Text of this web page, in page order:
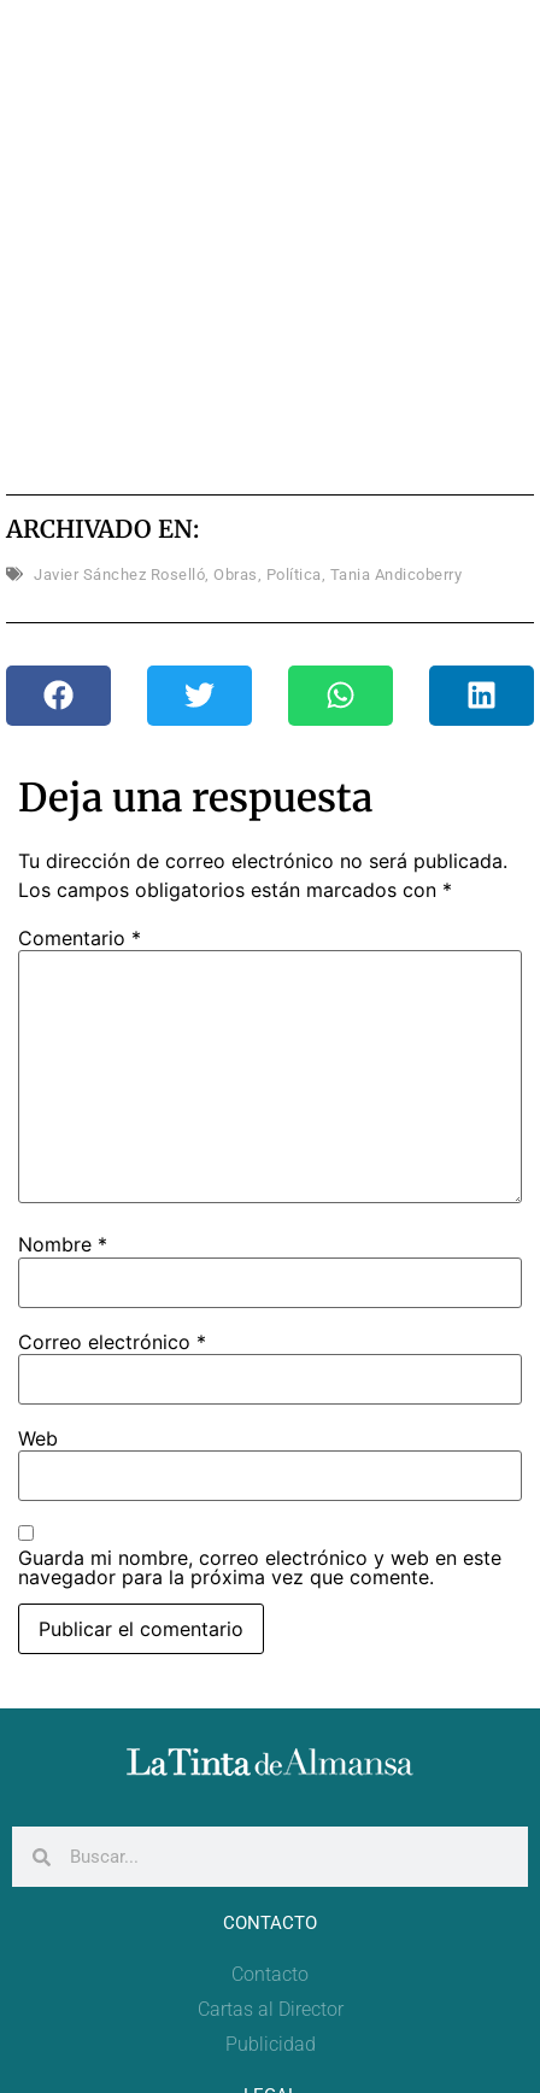
ARCHIVADO EN:
Javier Sánchez Roselló Obras Política Tania Andicoberry
Deja una respuesta
Tu dirección de correo electrónico no será publicada.
Los campos obligatorios están marcados con *
Comentario *
Nombre *
Correo electrónico *
Web
Guarda mi nombre, correo electrónico y web en este
navegador para la próxima vez que comente.
CONTACTO
Contacto
Cartas al Director
Publicidad